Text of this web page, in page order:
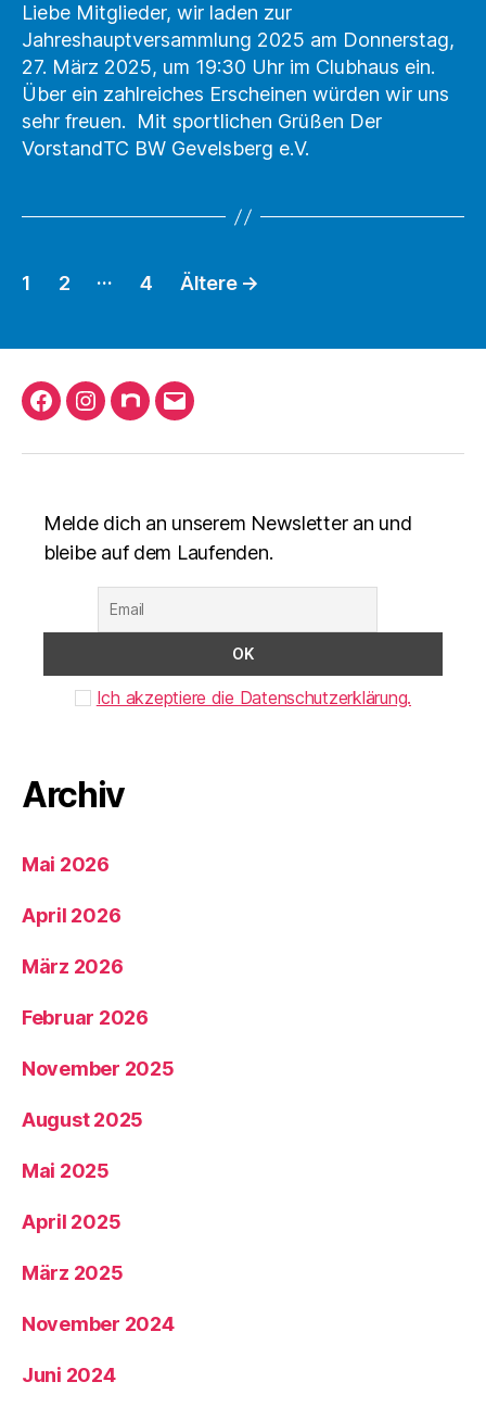
Liebe Mitglieder, wir laden zur
Jahreshauptversammlung 2025 am Donnerstag,
27. März 2025, um 19:30 Uhr im Clubhaus ein.
Über ein zahlreiches Erscheinen würden wir uns
sehr freuen. Mit sportlichen Grüßen Der
VorstandTC BW Gevelsberg e.V.
Seitennummerierung
Beiträge
1 2 … 4 Ältere →
FacebookInstagram
nuLigaMail
Melde dich an unserem Newsletter an und
bleibe auf dem Laufenden.
Ich akzeptiere die Datenschutzerklärung.
Archiv
Mai 2026
April 2026
März 2026
Februar 2026
November 2025
August 2025
Mai 2025
April 2025
März 2025
November 2024
Juni 2024